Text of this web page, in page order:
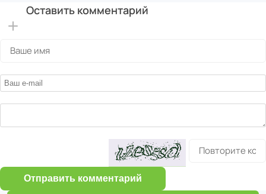
Оставить комментарий
Отправить комментарий